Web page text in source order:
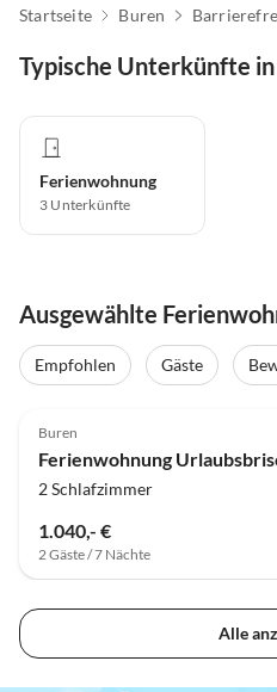
Startseite Buren
Typische Unterkünfte
Ferienwohnung
3 Unterkünfte
Ausgewählte
Empfohlen Gäste
Buren
2 Schlafzimmer
1.040,- €
2 Gäste / 7 Nächte
Alle